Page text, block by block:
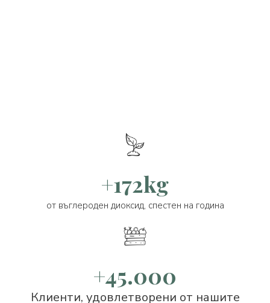
+172kg
от въглероден диоксид, спестен на година
+45.000
Клиенти, удовлетворени от нашите